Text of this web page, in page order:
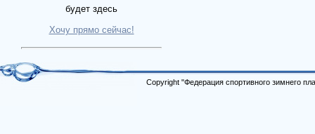
будет здесь
Хочу прямо сейчас!
Copyright "Федерация спортивного зимнего